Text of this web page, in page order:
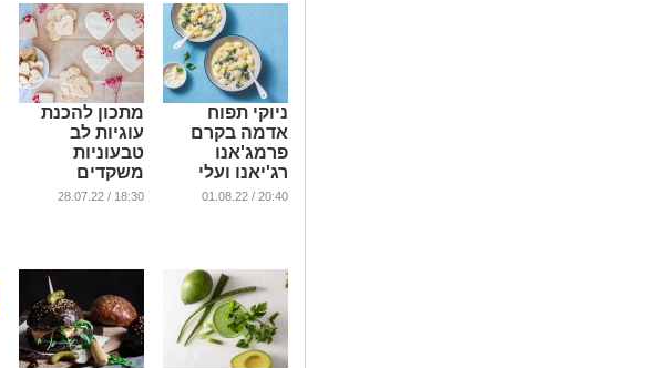
ניוקי תפוח
אדמה בקרם
פרמג'אנו
רג'יאנו ועלי
תרד
20:40 / 01.08.22
מתכון להכנת
עוגיות לב
טבעוניות
משקדים
...
18:30 / 28.07.22